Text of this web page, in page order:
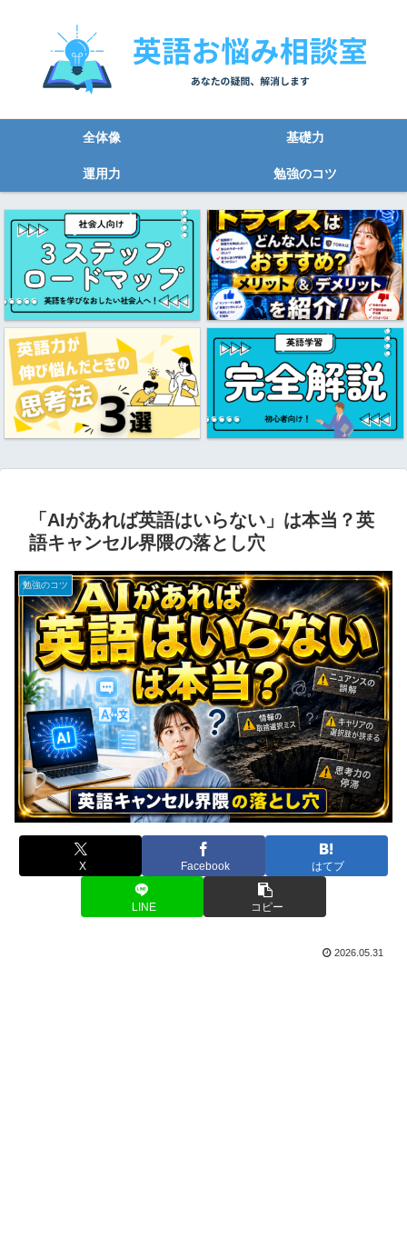
全体像 基礎力
運用力 勉強のコツ
「AIがあれば英語はいらない」は本当？英
語キャンセル界隈の落とし穴
勉強のコツ
X Facebook はてブ
LINE コピー
2026.05.31